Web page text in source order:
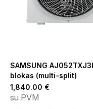
SAMSUNG
blokas (multi-split)
1,840.00 €
su PVM